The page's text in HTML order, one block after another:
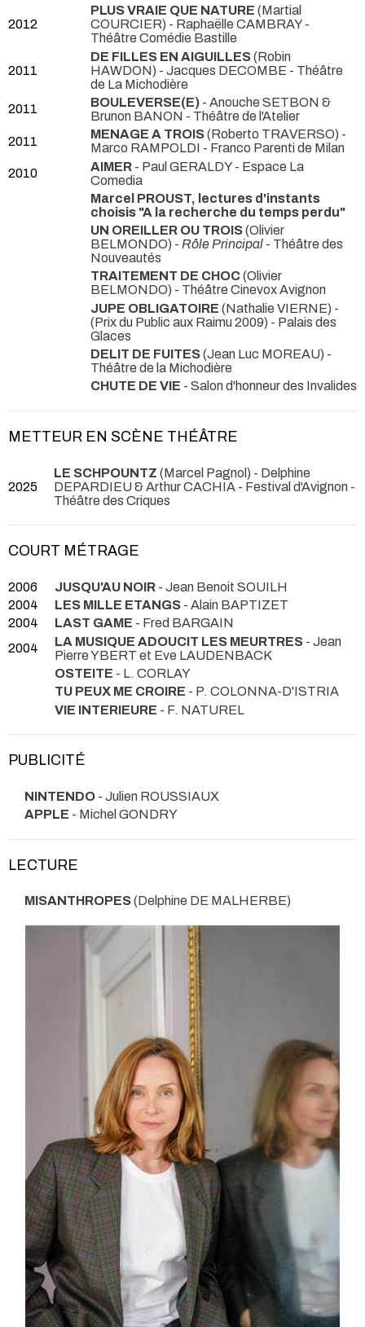
2012
PLUS VRAIE QUE NATURE (Martial
COURCIER) - Raphaëlle CAMBRAY-
Théâtre Comédie Bastille
2011
DE FILLES EN AIGUILLES(Robin
HAWDON) - Jacques DECOMBE - Théâtre
de La Michodière
2011
BOULEVERSE(E) - Anouche SETBON &
Brunon BANON - Théâtre de l'Atelier
2011
MENAGE A TROIS(Roberto TRAVERSO) -
Marco RAMPOLDI - Franco Parenti de Milan
2010
AIMER - Paul GERALDY- Espace La
Comedia
Marcel PROUST, lectures d'instants
choisis "A la recherche du temps perdu"
UN OREILLER OU TROIS(Olivier
BELMONDO) - Rôle Principal - Théâtre des
Nouveautés
TRAITEMENT DE CHOC(Olivier
BELMONDO) - Théâtre Cinevox Avignon
JUPE OBLIGATOIRE (Nathalie VIERNE) -
(Prix du Public aux Raimu 2009) - Palais des
Glaces
DELIT DE FUITES(Jean Luc MOREAU) -
Théâtre de la Michodière
CHUTE DE VIE - Salon d'honneur des Invalides
METTEUR EN SCÈNE THÉÂTRE
2025
LE SCHPOUNTZ (Marcel Pagnol) - Delphine
DEPARDIEU & Arthur CACHIA - Festival d'Avignon -
Théâtre des Criques
COURT MÉTRAGE
2006 JUSQU'AU NOIR - Jean Benoit SOUILH
2004
LES MILLE ETANGS - Alain BAPTIZET
2004
LAST GAME - Fred BARGAIN
2004
LA MUSIQUE ADOUCIT LES MEURTRES - Jean
Pierre YBERT et Eve LAUDENBACK
OSTEITE - L. CORLAY
TU PEUX ME CROIRE - P. COLONNA-D'ISTRIA
VIE INTERIEURE - F. NATUREL
PUBLICITÉ
NINTENDO - Julien ROUSSIAUX
APPLE - Michel GONDRY
LECTURE
MISANTHROPES(Delphine DE MALHERBE)